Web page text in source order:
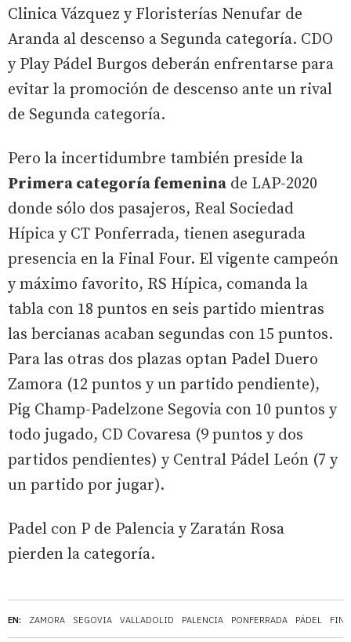
EN: ZAMORA SEGOVIA VALLADOLID PALENCIA PONFERRADA PÁDEL
Clinica Vázquez y Floristerías Nenufar de
Aranda al descenso a Segunda categoría. CDO
y Play Pádel Burgos deberán enfrentarse para
evitar la promoción de descenso ante un rival
de Segunda categoría.
Pero la incertidumbre también preside la
Primera categoría femenina de LAP-2020
donde sólo dos pasajeros, Real Sociedad
Hípica y CT Ponferrada, tienen asegurada
presencia en la Final Four. El vigente campeón
y máximo favorito, RS Hípica, comanda la
tabla con 18 puntos en seis partido mientras
las bercianas acaban segundas con 15 puntos.
Para las otras dos plazas optan Padel Duero
Zamora (12 puntos y un partido pendiente),
Pig Champ-Padelzone Segovia con 10 puntos y
todo jugado, CD Covaresa (9 puntos y dos
partidos pendientes) y Central Pádel León (7 y
un partido por jugar).
Padel con P de Palencia y Zaratán Rosa
pierden la categoría.